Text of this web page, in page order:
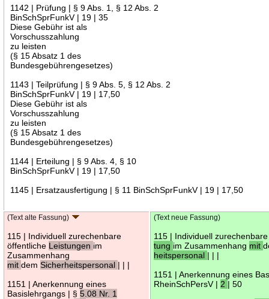
1142 | Prüfung | § 9 Abs. 1, § 12 Abs. 2
BinSchSprFunkV | 19 | 35
Diese Gebühr ist als
Vorschusszahlung
zu leisten
(§ 15 Absatz 1 des
Bundesgebührengesetzes)
1143 | Teilprüfung | § 9 Abs. 5, § 12 Abs. 2
BinSchSprFunkV | 19 | 17,50
Diese Gebühr ist als
Vorschusszahlung
zu leisten
(§ 15 Absatz 1 des
Bundesgebührengesetzes)
1144 | Erteilung | § 9 Abs. 4, § 10
BinSchSprFunkV | 19 | 17,50
1145 | Ersatzausfertigung | § 11 BinSchSprFunkV | 19 | 17,50
(Text alte Fassung)
115 | Individuell zurechenbare
öffentliche Leistungen im
Zusammenhang
mitdemSicherheitspersonal | | |
1151 | Anerkennung eines
Basislehrgangs | §5.08 Nr. 1
(Text neue Fassung)
115 | Individuell
tung im Zusammenhang mit
heitspersonal | | |
1151 | Anerkennung eines
RheinSchPersV | 2 | 50